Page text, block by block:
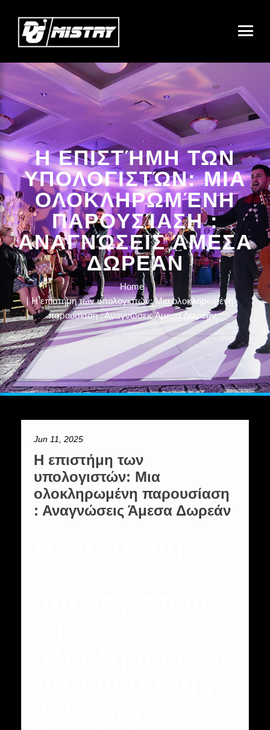
H ΕΠΙΣΤΉΜΗ ΤΩΝ
ΥΠΟΛΟΓΙΣΤΏΝ: ΜΙΑ
ΟΛΟΚΛΗΡΩΜΈΝΗ
ΠΑΡΟΥΣΊΑΣΗ :
ΑΝΑΓΝΏΣΕΙΣ ΆΜΕΣΑ
ΔΩΡΕΆΝ
Home
H επιστήμη των υπολογιστών: Μια ολοκληρωμένη
παρουσίαση : Αναγνώσεις Άμεσα Δωρεάν
Jun 11, 2025
H επιστήμη των
υπολογιστών: Μια
ολοκληρωμένη παρουσίαση
: Αναγνώσεις Άμεσα Δωρεάν